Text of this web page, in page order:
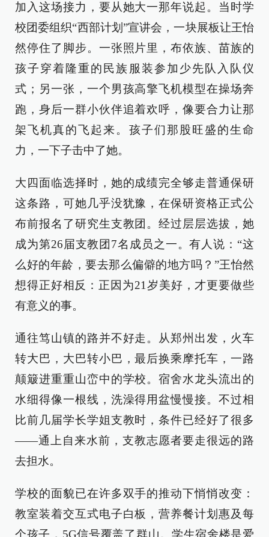
加入这场接力，要从她大一那年说起。当时学
校团委组织“西部计划”宣讲会，一块展板让王怡
然停住了脚步。一张照片里，布依族、苗族的
孩子穿着隆重的民族服装参加少先队入队仪
式；另一张，一个男孩高擎飞机模型在操场奔
跑，身后一群小伙伴追着欢呼，像要合力让那
架飞机真的飞起来。孩子们那股旺盛的生命
力，一下子击中了她。
大四面临选择时，她的成绩完全够走普通保研
这条路，可她几乎没犹豫，在保研资格正式公
布前报名了研究生支教团。经过层层选拔，她
成为第26届支教团7名成员之一。有人说：“这
么好的年龄，要去那么偏僻的地方吗？”王怡然
想得正好相反：正因为21岁美好，才更要做些
有意义的事。
通往笃山镇的路并不好走。从郑州出发，火车
转大巴，大巴转小巴，最后换乘摩托车，一路
颠簸进重重山峦中的学校。宿舍水龙头流出的
水细得像一根线，洗澡得用盆慢慢接。不过相
比前几届学长学姐支教时，条件已经好了很多
——通上自来水前，支教志愿者要走很远的路
去担水。
学校的面貌已在许多双手的推动下悄悄改变：
教室装着交互式电子白板，营养餐计划惠及每
个孩子，5G信号覆盖了群山。学生宿舍楼是爱